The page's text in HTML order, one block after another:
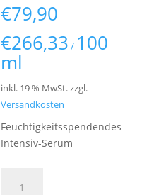
€79,90
€266,33 / 100
ml
inkl. 19 % MwSt.zzgl.
Versandkosten
Feuchtigkeitsspendendes
Intensiv-Serum